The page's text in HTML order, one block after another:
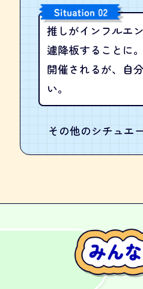
推しがインフルエ
遽降板することに
開催されるが、自
い。
その他のシチュエ